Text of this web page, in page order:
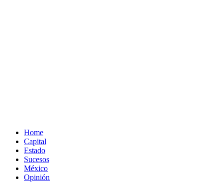
Home
Capital
Estado
Sucesos
México
Opinión